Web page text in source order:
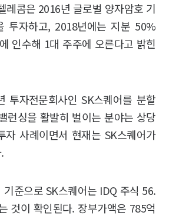
레콤은 2016년 글로벌 양자암호 기
투자하고, 2018년에는 지분 50%
인수해 1대 주주에 오른다고 밝힌
투자전문회사인 SK스퀘어를 분할
런싱을 활발히 벌이는 분야는 상당
자 사례이면서 현재는 SK스퀘어가
준으로 SK스퀘어는 IDQ 주식 56.
것이 확인된다. 장부가액은 785억